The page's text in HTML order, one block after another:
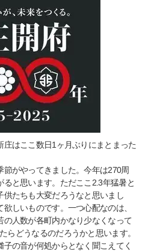
はここ数日1ヶ月ぶりにまとまった
がやってきました。今年は270周
と思います。ただここ2.3年猛暑と
たちも大変だろうなと思いまし
しいものです。一つ心配なのは、
の人数が各町内かなり少なくなって
らどうなるのだろうかと思います。
の音が何処からとなく聞こえてく